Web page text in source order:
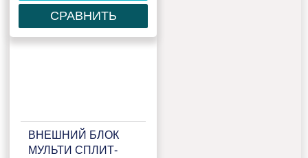
СРАВНИТЬ
ВНЕШНИЙ БЛОК
МУЛЬТИ СПЛИТ-